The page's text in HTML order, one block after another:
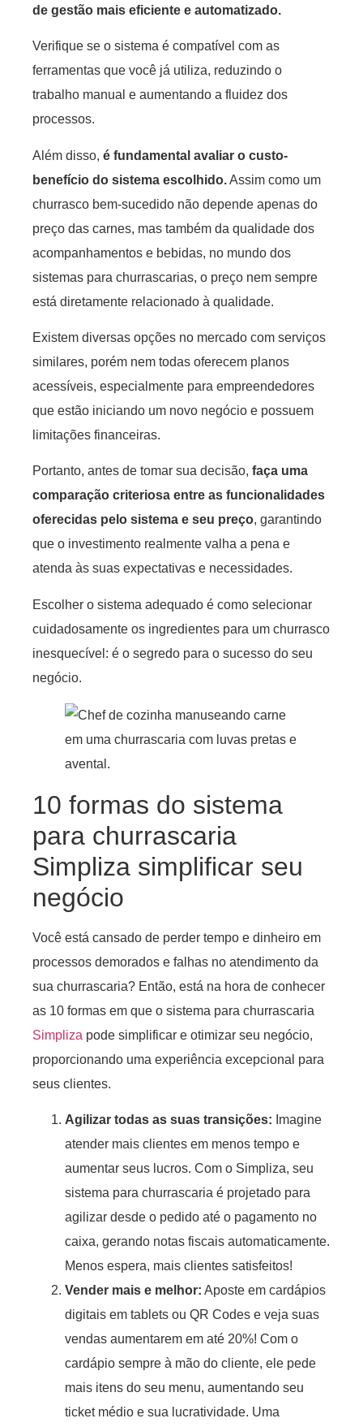
de gestão mais eficiente e automatizado.
Verifique se o sistema é compatível com as
ferramentas que você já utiliza, reduzindo o
trabalho manual e aumentando a fluidez dos
processos.
Além disso, é fundamental avaliar o custo-
benefício do sistema escolhido.Assim como um
churrasco bem-sucedido não depende apenas do
preço das carnes, mas também da qualidade dos
acompanhamentos e bebidas, no mundo dos
sistemas para churrascarias, o preço nem sempre
está diretamente relacionado à qualidade.
Existem diversas opções no mercado com serviços
similares, porém nem todas oferecem planos
acessíveis, especialmente para empreendedores
que estão iniciando um novo negócio e possuem
limitações financeiras.
Portanto, antes de tomar sua decisão, faça uma
comparação criteriosa entre as funcionalidades
oferecidas pelo sistema e seu preço, garantindo
que o investimento realmente valha a pena e
atenda às suas expectativas e necessidades.
Escolher o sistema adequado é como selecionar
cuidadosamente os ingredientes para um churrasco
inesquecível: é o segredo para o sucesso do seu
negócio.
10 formas do sistema
para churrascaria
Simpliza simplificar seu
negócio
Você está cansado de perder tempo e dinheiro em
processos demorados e falhas no atendimento da
sua churrascaria? Então, está na hora de conhecer
as 10 formas em que o sistema para churrascaria
Simpliza pode simplificar e otimizar seu negócio,
proporcionando uma experiência excepcional para
seus clientes.
Agilizar todas as suas transições: Imagine
atender mais clientes em menos tempo e
aumentar seus lucros. Com o Simpliza, seu
sistema para churrascaria é projetado para
agilizar desde o pedido até o pagamento no
caixa, gerando notas fiscais automaticamente.
Menos espera, mais clientes satisfeitos!
Vender mais e melhor: Aposte em cardápios
digitais em tablets ou QR Codes e veja suas
vendas aumentarem em até 20%! Com o
cardápio sempre à mão do cliente, ele pede
mais itens do seu menu, aumentando seu
ticket médio e sua lucratividade. Uma